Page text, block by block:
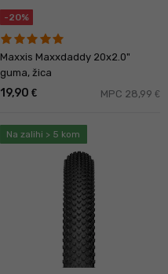
-20%
Maxxis Maxxdaddy 20x2.0"
guma, žica
19,90 € MPC 28,99 €
Na zalihi > 5 kom